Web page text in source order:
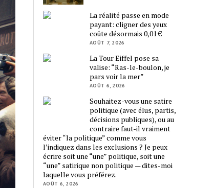
La réalité passe en mode
payant: cligner des yeux
coûte désormais 0,01 €
AOÛT 7, 2026
La Tour Eiffel pose sa
valise: “Ras-le-boulon, je
pars voir la mer”
AOÛT 6, 2026
Souhaitez-vous une satire
politique (avec élus, partis,
décisions publiques), ou au
contraire faut-il vraiment
éviter “la politique” comme vous
l’indiquez dans les exclusions ? Je peux
écrire soit une “une” politique, soit une
“une” satirique non politique — dites-moi
laquelle vous préférez.
AOÛT 6, 2026